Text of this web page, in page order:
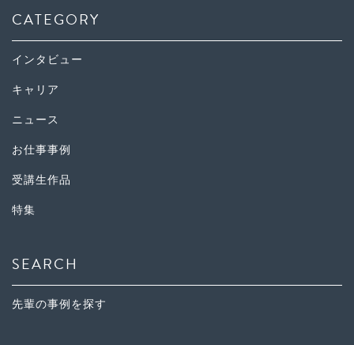
CATEGORY
インタビュー
キャリア
ニュース
お仕事事例
受講生作品
特集
SEARCH
先輩の事例を探す